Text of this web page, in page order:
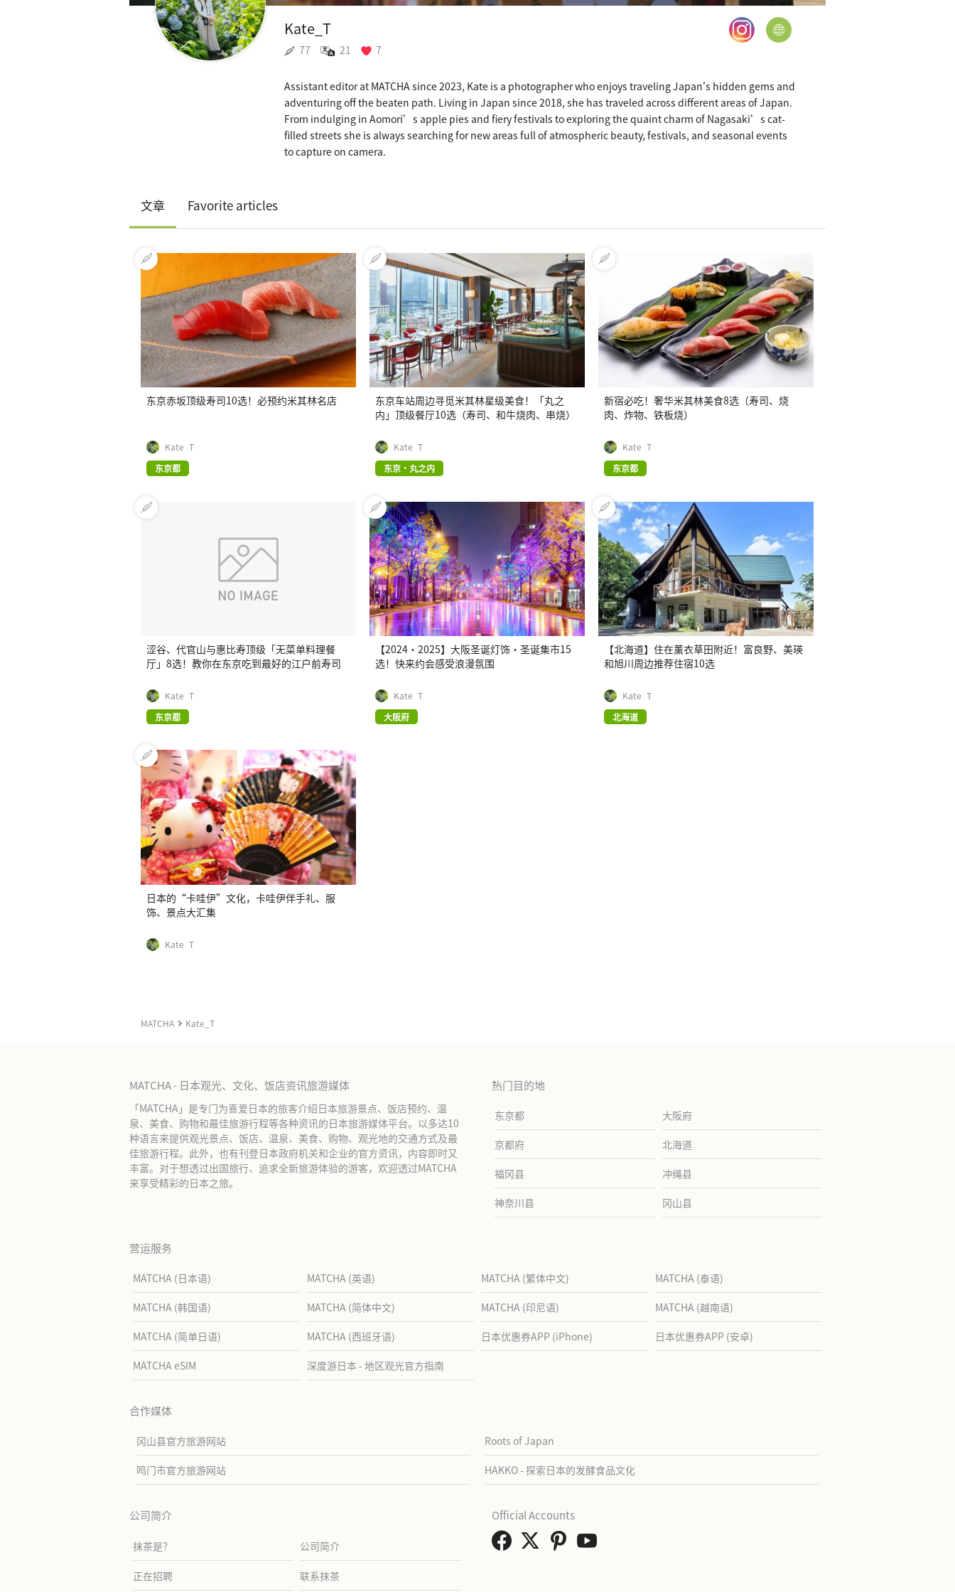
MATCHA Kate_T
Kate_T
77 21 7
Assistant editor at MATCHA since 2023, Kate is a photographer who enjoys traveling Japan's hidden gems and
adventuring off the beaten path. Living in Japan since 2018, she has traveled across different areas of Japan.
From indulging in Aomori’s apple pies and fiery festivals to exploring the quaint charm of Nagasaki’s cat-
filled streets she is always searching for new areas full of atmospheric beauty, festivals, and seasonal events
to capture on camera.
文章 Favorite articles
东京赤坂顶级寿司10选！必预约米其林名店
Kate_T
东京都
东京车站周边寻觅米其林星级美食！「丸之
内」顶级餐厅10选（寿司、和牛烧肉、串烧）
Kate_T
东京・丸之内
新宿必吃！奢华米其林美食8选（寿司、烧
肉、炸物、铁板烧）
Kate_T
东京都
涩谷、代官山与惠比寿顶级「无菜单料理餐
厅」8选！教你在东京吃到最好的江户前寿司
Kate_T
东京都
【2024・2025】大阪圣诞灯饰・圣诞集市15
选！快来约会感受浪漫氛围
Kate_T
大阪府
【北海道】住在薰衣草田附近！富良野、美瑛
和旭川周边推荐住宿10选
Kate_T
北海道
日本的“卡哇伊”文化，卡哇伊伴手礼、服
饰、景点大汇集
Kate_T
MATCHA - 日本观光、文化、饭店资讯旅游媒体
「MATCHA」是专门为喜爱日本的旅客介绍日本旅游景点、饭店预约、温
泉、美食、购物和最佳旅游行程等各种资讯的日本旅游媒体平台。以多达10
种语言来提供观光景点、饭店、温泉、美食、购物、观光地的交通方式及最
佳旅游行程。此外，也有刊登日本政府机关和企业的官方资讯，内容即时又
丰富。对于想透过出国旅行、追求全新旅游体验的游客，欢迎透过MATCHA
来享受精彩的日本之旅。
热门目的地
东京都 大阪府
京都府 北海道
福冈县 冲绳县
神奈川县 冈山县
营运服务
MATCHA (日本语) MATCHA (英语) MATCHA (繁体中文) MATCHA (泰语)
MATCHA (韩国语) MATCHA (简体中文) MATCHA (印尼语) MATCHA (越南语)
MATCHA (简单日语) MATCHA (西班牙语) 日本优惠券APP (iPhone) 日本优惠券APP (安卓)
MATCHA eSIM 深度游日本 - 地区观光官方指南
合作媒体
冈山县官方旅游网站 Roots of Japan
鸣门市官方旅游网站 HAKKO - 探索日本的发酵食品文化
公司简介
抹茶是？ 公司简介
正在招聘 联系抹茶
Official Accounts